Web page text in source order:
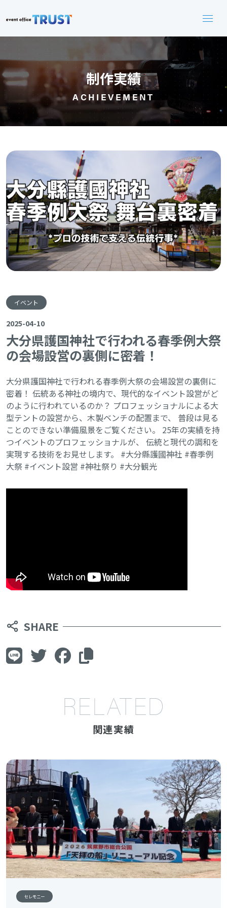
制作実績
ACHIEVEMENT
イベント
2025-04-10
大分県護国神社で行われる春季例大祭
の会場設営の裏側に密着！
大分県護国神社で行われる春季例大祭の会場設営の裏側に
密着！ 伝統ある神社の境内で、現代的なイベント設営がど
のように行われているのか？ プロフェッショナルによる大
型テントの設営から、木製ベンチの配置まで、 普段は見る
ことのできない準備風景をご覧ください。 25年の実績を持
つイベントのプロフェッショナルが、 伝統と現代の調和を
実現する技術をお見せします。 #大分縣護國神社 #春季例
大祭 #イベント設営 #神社祭り #大分観光
SHARE
RELATED
関連実績
セレモニー